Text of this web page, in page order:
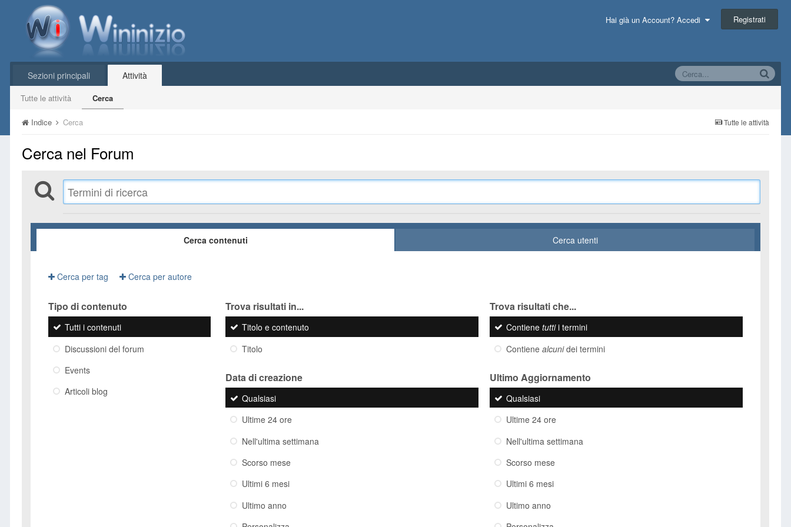
Hai già un Account? Accedi Registrati
Sezioni principali Attività
Tutte le attività Cerca
Tutte le attività
Indice Cerca
Cerca nel Forum
Cerca contenuti Cerca utenti
Cerca per tag Cerca per autore
Tipo di contenuto
Tutti i contenuti
Discussioni del forum
Events
Articoli blog
Trova risultati in...
Titolo e contenuto
Titolo
Trova risultati che...
Contiene tuttii termini
Contiene alcunidei termini
Data di creazione
Qualsiasi
Ultime 24 ore
Nell'ultima settimana
Scorso mese
Ultimi 6 mesi
Ultimo anno
Ultimo Aggiornamento
Qualsiasi
Ultime 24 ore
Nell'ultima settimana
Scorso mese
Ultimi 6 mesi
Ultimo anno